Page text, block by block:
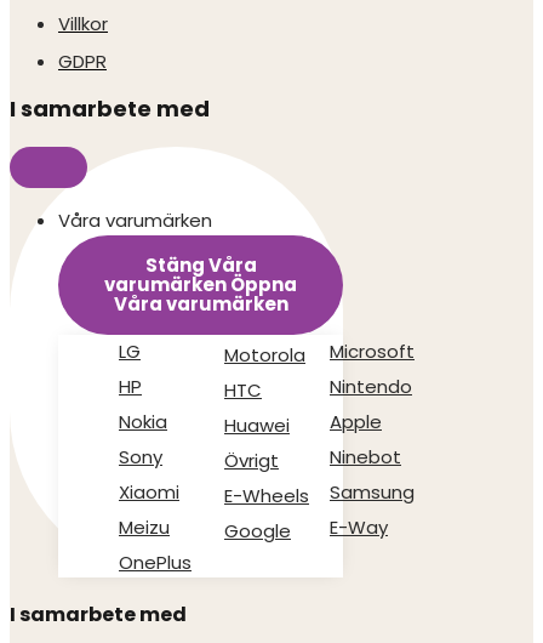
Villkor
GDPR
I samarbete med
Våra varumärken
Stäng Våra
varumärkenÖppna
Våra varumärken
LG
HP
Nokia
Sony
Xiaomi
Meizu
OnePlus
Motorola
HTC
Huawei
Övrigt
E-Wheels
Google
Microsoft
Nintendo
Apple
Ninebot
Samsung
E-Way
I samarbete med